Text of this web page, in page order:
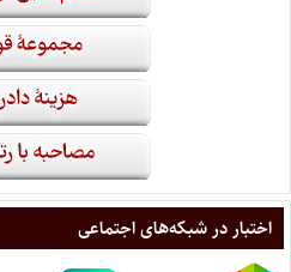
اختبار در شبکه‌های اجتماعی